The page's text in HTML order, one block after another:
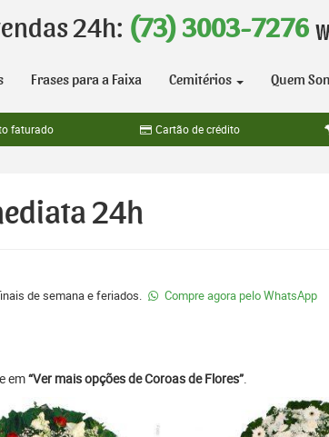
24h: (73) 3003-7276
Frases para a Faixa Cemitérios Quem
faturado Cartão de crédito
24h
de semana e feriados. Compre agora pelo WhatsApp
em“Ver mais opções de Coroas de Flores”.